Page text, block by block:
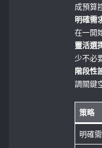
成預算
明確需
在一開
靈活選
少不必
階段性
調關鍵
策略
明確